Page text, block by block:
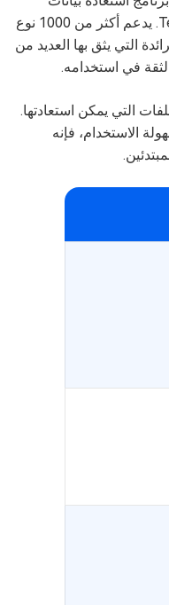
لأجهزة Mac تقدمه شركة Tenorshare. يدعم أكثر من 1000 نوع
التي يثق بها العديد من
في استخدامه.
التي يمكن استعادتها.
الاستخدام، فإنه